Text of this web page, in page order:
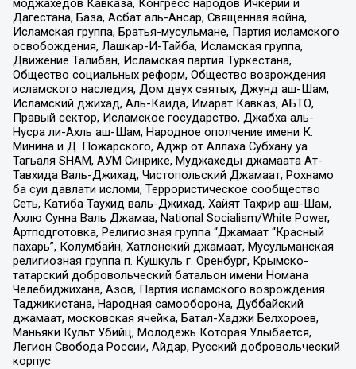
моджахедов Кавказа, Конгресс народов Ичкерии и
Дагестана, База, Асбат аль-Ансар, Священная война,
Исламская группа, Братья-мусульмане, Партия исламского
освобождения, Лашкар-И-Тайба, Исламская группа,
Движение Талибан, Исламская партия Туркестана,
Общество социальных реформ, Общество возрождения
исламского наследия, Дом двух святых, Джунд аш-Шам,
Исламский джихад, Аль-Каида, Имарат Кавказ, АБТО,
Правый сектор, Исламское государство, Джабха аль-
Нусра ли-Ахль аш-Шам, Народное ополчение имени К.
Минина и Д. Пожарского, Аджр от Аллаха Субхану уа
Тагьаля SHAM, АУМ Синрике, Муджахеды джамаата Ат-
Тавхида Валь-Джихад, Чистопольский Джамаат, Рохнамо
ба суи давлати исломи, Террористическое сообщество
Сеть, Катиба Таухид валь-Джихад, Хайят Тахрир аш-Шам,
Ахлю Сунна Валь Джамаа, National Socialism/White Power,
Артподготовка, Религиозная группа “Джамаат “Красный
пахарь”, Колумбайн, Хатлонский джамаат, Мусульманская
религиозная группа п. Кушкуль г. Оренбург, Крымско-
татарский добровольческий батальон имени Номана
Челебиджихана, Азов, Партия исламского возрождения
Таджикистана, Народная самооборона, Дуббайский
джамаат, московская ячейка, Батал-Хаджи Белхороев,
Маньяки Культ Убийц, Молодёжь Которая Улыбается,
Легион Свобода России, Айдар, Русский добровольческий
корпус